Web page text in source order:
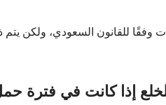
وفقًا للقانون السعودي، ولكن
إذا كانت في فترة